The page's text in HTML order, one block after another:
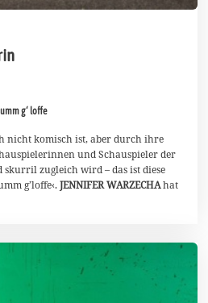
g‘ loffe
nicht komisch ist, aber durch ihre
und Schauspieler der
skurril zugleich wird – das ist diese
g’loffe‹.JENNIFER WARZECHAhat